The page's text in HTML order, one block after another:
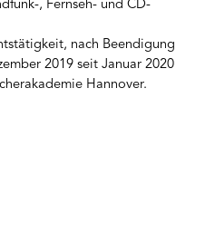
, Fernseh- und CD-
nach Beendigung
2019 seit Januar 2020
Hannover.